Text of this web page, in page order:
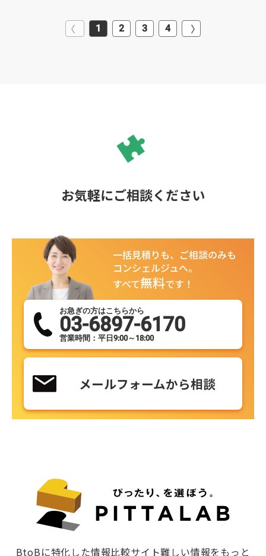
1 2 3 4
お気軽にご相談ください
一括見積りも、ご相談のみも
コンシェルジュへ。
すべて無料です！
お急ぎの方はこちらから
03-6897-6170
営業時間：平日9:00～18:00
メールフォームから相談
BtoBに特化した情報比較サイト難しい情報をもっと